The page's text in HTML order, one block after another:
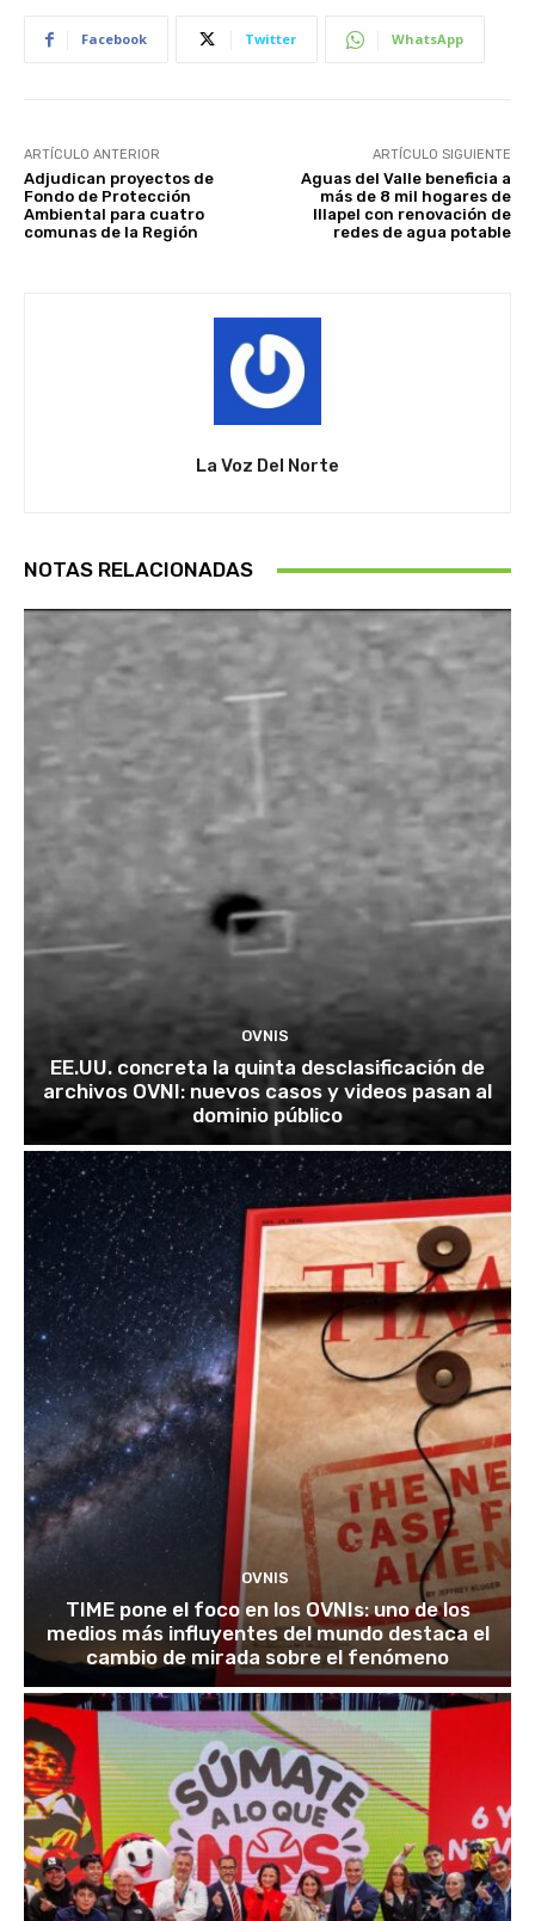
Facebook Twitter WhatsApp
ARTÍCULO ANTERIOR
Adjudican proyectos de
Fondo de Protección
Ambiental para cuatro
comunas de la Región
ARTÍCULO SIGUIENTE
Aguas del Valle beneficia a
más de 8 mil hogares de
Illapel con renovación de
redes de agua potable
La Voz Del Norte
NOTAS RELACIONADAS
OVNIS
EE.UU. concreta la quinta desclasificación de
archivos OVNI: nuevos casos y videos pasan al
dominio público
OVNIS
TIME pone el foco en los OVNIs: uno de los
medios más influyentes del mundo destaca el
cambio de mirada sobre el fenómeno